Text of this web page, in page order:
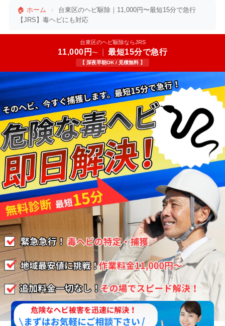
🏠 ホーム ›
台東区のヘビ駆除｜11,000円〜最短15分で急行
【JRS】毒ヘビにも対応
台東区のヘビ駆除ならJRS
11,000円〜 最短15分で急行
【 深夜早朝OK / 見積無料 】